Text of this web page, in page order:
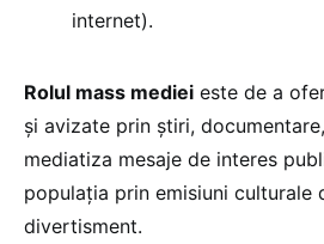
internet).
Rolul mass mediei este de a
și avizate prin știri,
mediatiza mesaje de interes
populația prin emisiuni culturale
divertisment.